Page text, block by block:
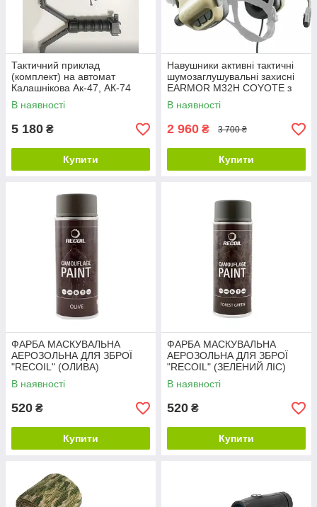
Тактичний приклад
(комплект) на автомат
Калашнікова Ак-47, АК-74
В наявності
5 180 ₴
Купити
Навушники активні тактичні
шумозаглушувальні захисні
EARMOR M32H COYOTE з
адаптерами
В наявності
2 960 ₴ 3 700 ₴
Купити
ФАРБА МАСКУВАЛЬНА
АЕРОЗОЛЬНА ДЛЯ ЗБРОЇ
"RECOIL" (ОЛИВА)
В наявності
520 ₴
Купити
ФАРБА МАСКУВАЛЬНА
АЕРОЗОЛЬНА ДЛЯ ЗБРОЇ
"RECOIL" (ЗЕЛЕНИЙ ЛІС)
В наявності
520 ₴
Купити